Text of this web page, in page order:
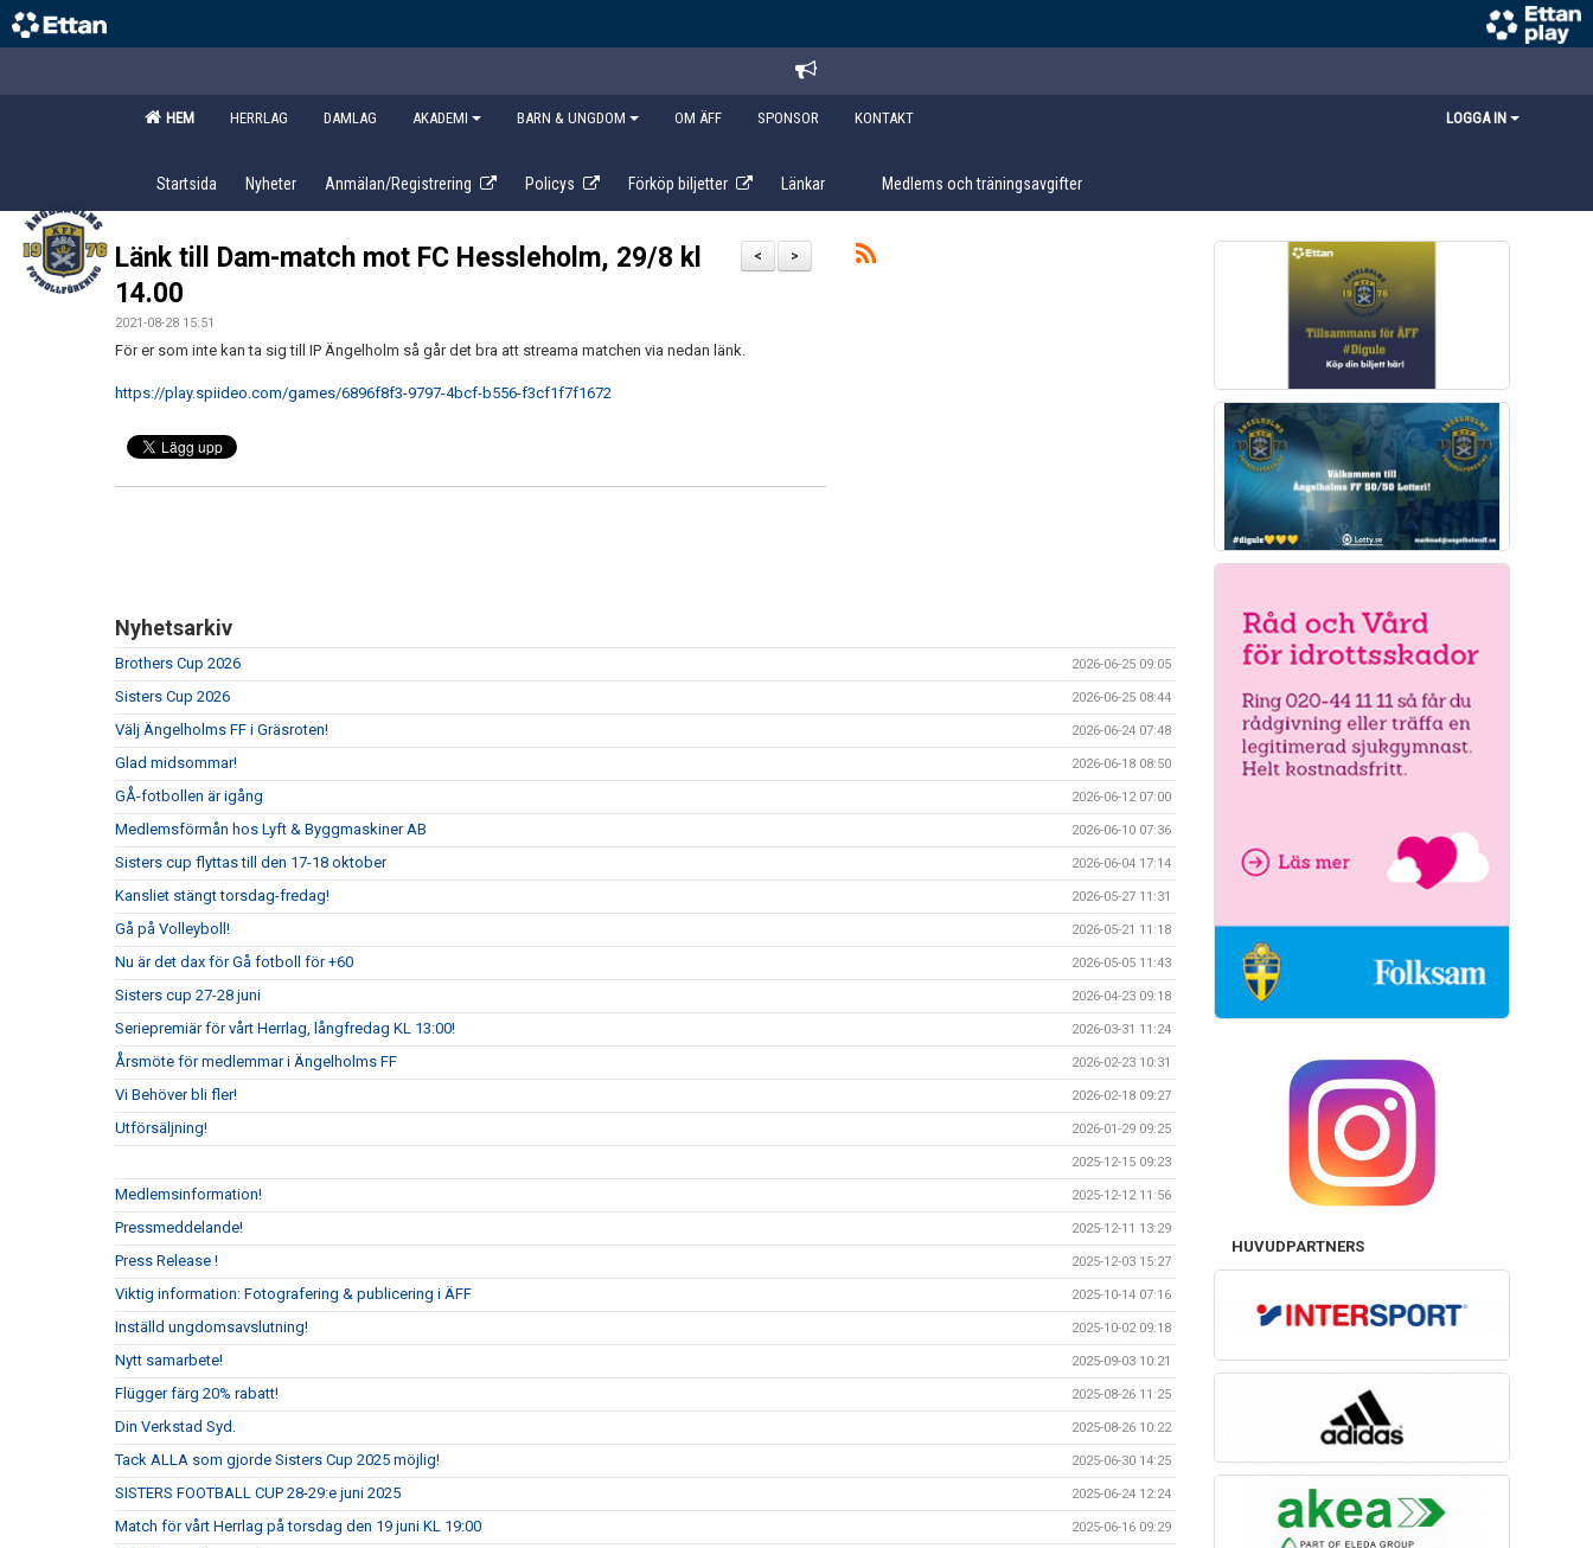
HEM HERRLAG DAMLAG AKADEMI BARN & UNGDOM OM ÄFF SPONSOR KONTAKT LOGGA IN
Startsida Nyheter Anmälan/Registrering Policys Förköp biljetter Länkar Medlems och träningsavgifter
>
<
Länk till Dam-match mot FC Hessleholm, 29/8 kl
14.00
2021-08-28 15:51
För er som inte kan ta sig till IP Ängelholm så går det bra att streama matchen via nedan länk.
https://play.spiideo.com/games/6896f8f3-9797-4bcf-b556-f3cf1f7f1672
Nyhetsarkiv
Brothers Cup 2026 2026-06-25 09:05
Sisters Cup 2026 2026-06-25 08:44
Välj Ängelholms FF i Gräsroten! 2026-06-24 07:48
Glad midsommar! 2026-06-18 08:50
GÅ-fotbollen är igång 2026-06-12 07:00
Medlemsförmån hos Lyft & Byggmaskiner AB 2026-06-10 07:36
Sisters cup flyttas till den 17-18 oktober 2026-06-04 17:14
Kansliet stängt torsdag-fredag! 2026-05-27 11:31
Gå på Volleyboll! 2026-05-21 11:18
Nu är det dax för Gå fotboll för +60 2026-05-05 11:43
Sisters cup 27-28 juni 2026-04-23 09:18
Seriepremiär för vårt Herrlag, långfredag KL 13:00! 2026-03-31 11:24
Årsmöte för medlemmar i Ängelholms FF 2026-02-23 10:31
Vi Behöver bli fler! 2026-02-18 09:27
Utförsäljning! 2026-01-29 09:25
2025-12-15 09:23
Medlemsinformation! 2025-12-12 11:56
Pressmeddelande! 2025-12-11 13:29
Press Release ! 2025-12-03 15:27
Viktig information: Fotografering & publicering i ÄFF 2025-10-14 07:16
Inställd ungdomsavslutning! 2025-10-02 09:18
Nytt samarbete! 2025-09-03 10:21
Flügger färg 20% rabatt! 2025-08-26 11:25
Din Verkstad Syd. 2025-08-26 10:22
Tack ALLA som gjorde Sisters Cup 2025 möjlig! 2025-06-30 14:25
SISTERS FOOTBALL CUP 28-29:e juni 2025 2025-06-24 12:24
Match för vårt Herrlag på torsdag den 19 juni KL 19:00 2025-06-16 09:29
HUVUDPARTNERS